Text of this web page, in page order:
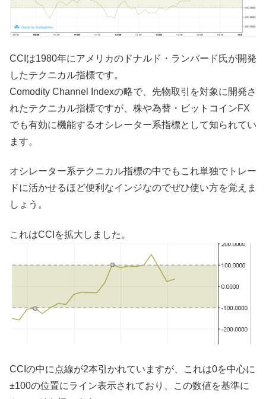
CCIは1980年にアメリカのドナルド・ランバード氏が開発
したテクニカル指標です。
Comodity Channel Indexの略で、先物取引を対象に開発さ
れたテクニカル指標ですが、株や為替・ビットコインFX
でも有効に機能するオシレーター系指標として知られてい
ます。
オシレーター系テクニカル指標の中でもこれ単独でトレー
ドに活かせるほど便利なインジなのでぜひ使い方を覚えま
しょう。
これはCCIを拡大しました。
CCIの中に点線が2本引かれていますが、これは0を中心に
±100の位置にライン表示されており、この数値を基準に